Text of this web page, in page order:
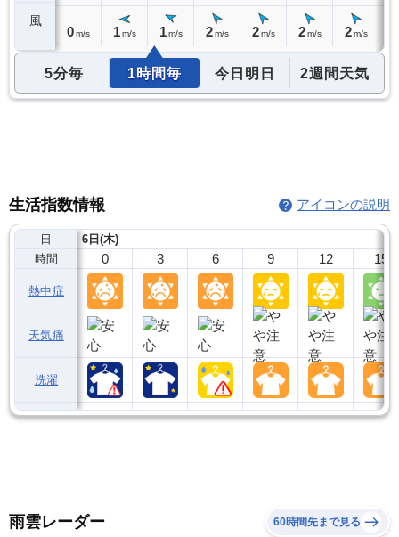
風
0 m/s 1 m/s 1 m/s 2 m/s 2 m/s 2 m/s 2 m/s
5分毎 1時間毎 今日明日 2週間天気
生活指数情報 アイコンの説明
日
時間
熱中症
天気痛
洗濯
6日(木)
0 3 6 9 12 15
雨雲レーダー 60時間先まで見る